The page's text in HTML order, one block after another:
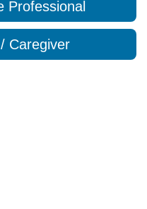
Professional
Caregiver